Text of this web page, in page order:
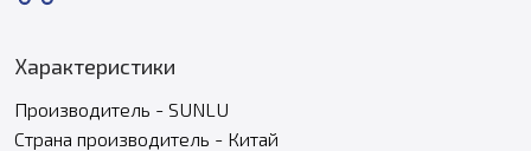
Характеристики
Производитель - SUNLU
Страна производитель - Китай